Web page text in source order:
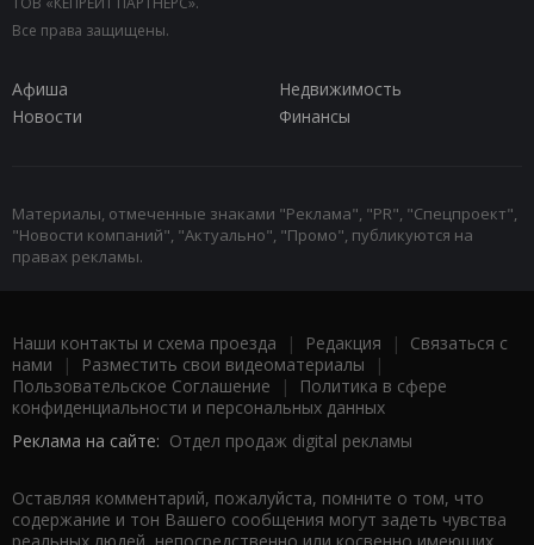
Все права защищены.
Афиша
Недвижимость
Новости
Финансы
Материалы, отмеченные знаками "Реклама", "PR", "Спецпроект",
"Новости компаний", "Актуально", "Промо", публикуются на
правах рекламы.
Наши контакты и схема проезда | Редакция | Связаться с
нами | Разместить свои видеоматериалы |
Пользовательское Соглашение |
Политика в сфере
конфиденциальности и персональных данных
Реклама на сайте: Отдел продаж digital рекламы
Оставляя комментарий, пожалуйста, помните о том, что
содержание и тон Вашего сообщения могут задеть чувства